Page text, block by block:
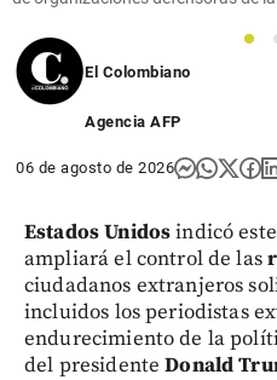
1
El Colombiano
Agencia AFP
06 de agosto de 2026
Estados Unidosindicó
ampliará el control de las
ciudadanos extranjeros
incluidos los periodistas
endurecimiento de la
del presidenteDonald